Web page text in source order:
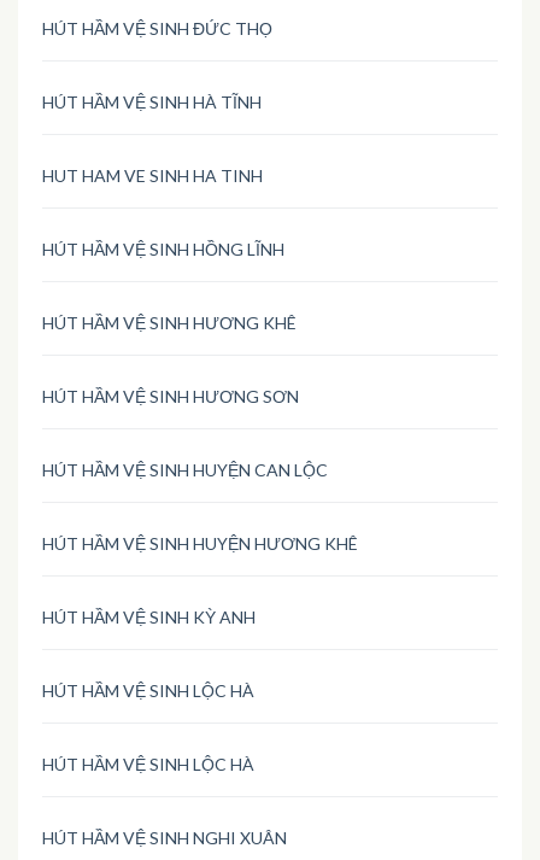
HÚT HẦM VỆ SINH ĐỨC THỌ
HÚT HẦM VỆ SINH HÀ TĨNH
HUT HAM VE SINH HA TINH
HÚT HẦM VỆ SINH HỒNG LĨNH
HÚT HẦM VỆ SINH HƯƠNG KHÊ
HÚT HẦM VỆ SINH HƯƠNG SƠN
HÚT HẦM VỆ SINH HUYỆN CAN LỘC
HÚT HẦM VỆ SINH HUYỆN HƯƠNG KHÊ
HÚT HẦM VỆ SINH KỲ ANH
HÚT HẦM VỆ SINH LỘC HÀ
HÚT HẦM VỆ SINH LỘC HÀ
HÚT HẦM VỆ SINH NGHI XUÂN